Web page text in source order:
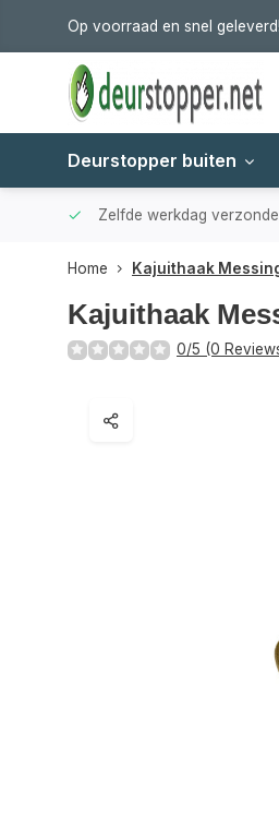
Op voorraad en snel geleverd!
Deurstopper buiten
Zelfde werkdag
Home Kajuithaak
Kajuithaak
0/5 (0